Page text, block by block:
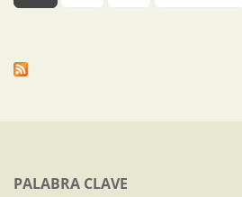
PALABRA CLAVE